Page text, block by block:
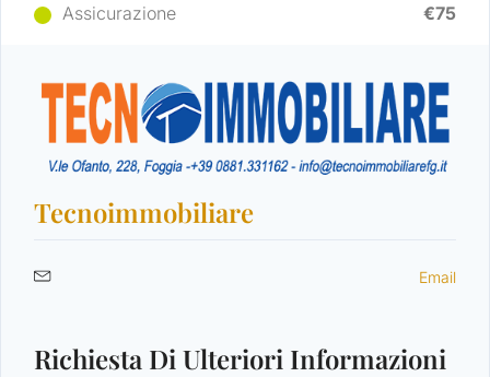
Assicurazione
€75
Tecnoimmobiliare
Email
Richiesta Di Ulteriori Informazioni
Non hai un account? Sign Up
LOGIN